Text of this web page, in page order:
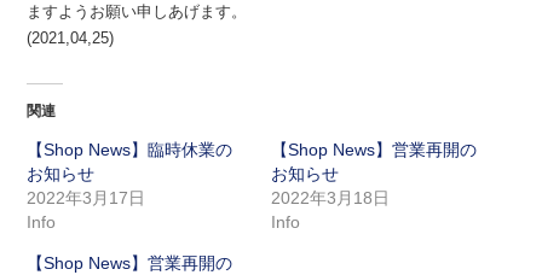
ますようお願い申しあげます。
(2021,04,25)
関連
【Shop News】臨時休業の
お知らせ
2022年3月17日
Info
【Shop News】営業再開の
お知らせ
2022年3月18日
Info
【Shop News】営業再開の